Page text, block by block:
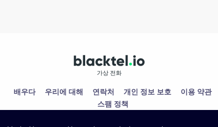
가상 전화
배우다 우리에 대해 연락처 개인 정보 보호
이용 약관
스팸 정책